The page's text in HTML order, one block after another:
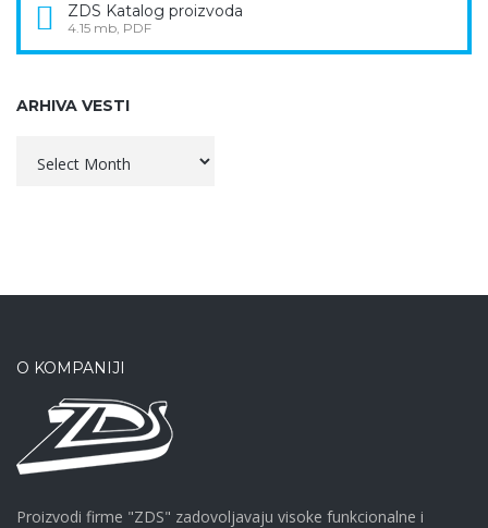
ZDS Katalog proizvoda
4.15 mb, PDF
ARHIVA VESTI
vesti
O KOMPANIJI
Proizvodi firme "ZDS" zadovoljavaju visoke funkcionalne i